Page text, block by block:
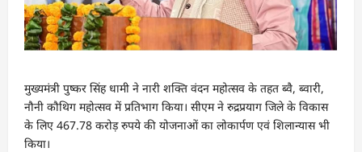
मुख्यमंत्री पुष्कर सिंह धामी ने नारी शक्ति वंदन महोत्सव के तहत ब्वै, ब्वारी,
नौनी कौथिग महोत्सव में प्रतिभाग किया। सीएम ने रुद्रप्रयाग जिले के विकास
के लिए 467.78 करोड़ रुपये की योजनाओं का लोकार्पण एवं शिलान्यास भी
किया।